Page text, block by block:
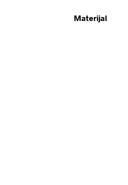
Materijal